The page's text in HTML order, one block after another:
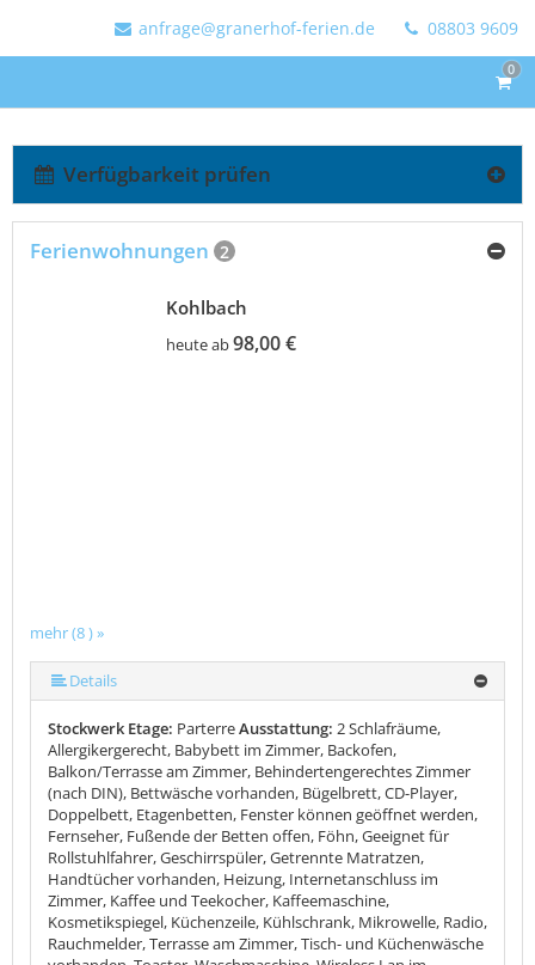
anfrage@granerhof-ferien.de 08803 9609
0
Verfügbarkeit prüfen
Ferienwohnungen 2
mehr (8 ) »
mehr (8 ) »
mehr (8 ) »
mehr (8 ) »
mehr (8 ) »
Kohlbach
heute ab98,00 €
Details
Stockwerk Etage: ParterreAusstattung: 2 Schlafräume,
Allergikergerecht, Babybett im Zimmer, Backofen,
Balkon/Terrasse am Zimmer, Behindertengerechtes Zimmer
(nach DIN), Bettwäsche vorhanden, Bügelbrett, CD-Player,
Doppelbett, Etagenbetten, Fenster können geöffnet werden,
Fernseher, Fußende der Betten offen, Föhn, Geeignet für
Rollstuhlfahrer, Geschirrspüler, Getrennte Matratzen,
Handtücher vorhanden, Heizung, Internetanschluss im
Zimmer, Kaffee und Teekocher, Kaffeemaschine,
Kosmetikspiegel, Küchenzeile, Kühlschrank, Mikrowelle, Radio,
Rauchmelder, Terrasse am Zimmer, Tisch- und Küchenwäsche